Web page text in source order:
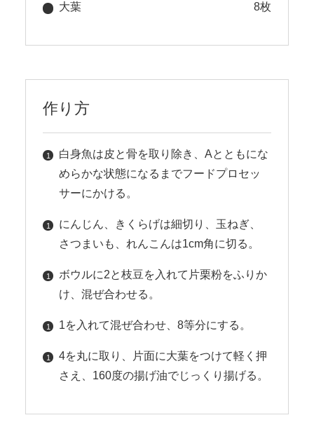
大葉 8枚
作り方
白身魚は皮と骨を取り除き、Aとともにな
めらかな状態になるまでフードプロセッ
サーにかける。
にんじん、きくらげは細切り、玉ねぎ、
さつまいも、れんこんは1cm角に切る。
ボウルに2と枝豆を入れて片栗粉をふりか
け、混ぜ合わせる。
1を入れて混ぜ合わせ、8等分にする。
4を丸に取り、片面に大葉をつけて軽く押
さえ、160度の揚げ油でじっくり揚げる。